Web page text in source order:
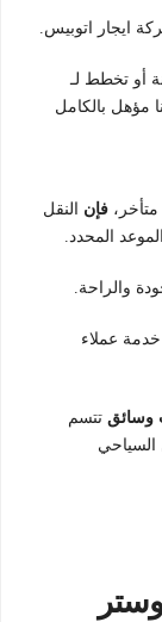
ايجار اتوبيس.
أو تخطط لـ
مؤهل بالكامل
فإن النقل
المحدد.
والراحة.
خدمة عملاء
وسائق تتسم
السياحي